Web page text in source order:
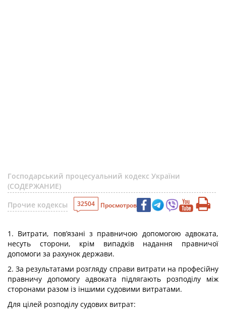
Господарський процесуальний кодекс України
(СОДЕРЖАНИЕ)
Прочие кодексы
32504 Просмотров
1. Витрати, пов’язані з правничою допомогою адвоката,
несуть сторони, крім випадків надання правничої
допомоги за рахунок держави.
2. За результатами розгляду справи витрати на професійну
правничу допомогу адвоката підлягають розподілу між
сторонами разом із іншими судовими витратами.
Для цілей розподілу судових витрат: